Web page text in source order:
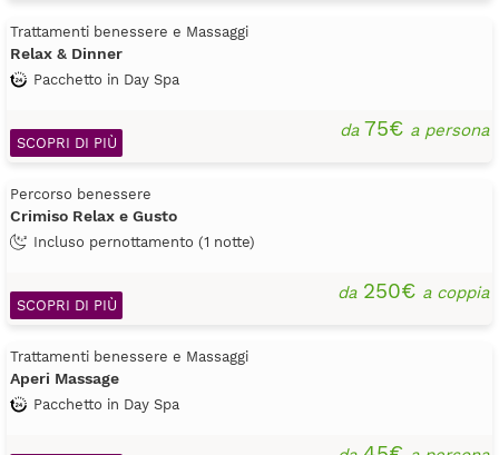
Trattamenti benessere e Massaggi
Relax & Dinner
Pacchetto in Day Spa
da75€ a persona
SCOPRI DI PIÙ
Percorso benessere
Crimiso Relax e Gusto
Incluso pernottamento (1 notte)
da250€ a coppia
SCOPRI DI PIÙ
Trattamenti benessere e Massaggi
Aperi Massage
Pacchetto in Day Spa